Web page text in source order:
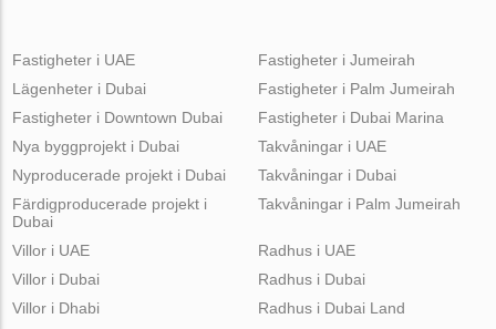
Fastigheter i UAE
Lägenheter i Dubai
Fastigheter i Downtown Dubai
Fastigheter i Jumeirah
Fastigheter i Palm Jumeirah
Fastigheter i Dubai Marina
Nya byggprojekt i Dubai
Nyproducerade projekt i Dubai
Färdigproducerade projekt i
Dubai
Takvåningar i UAE
Takvåningar i Dubai
Takvåningar i Palm Jumeirah
Villor i UAE
Villor i Dubai
Villor i Dhabi
Radhus i UAE
Radhus i Dubai
Radhus i Dubai Land